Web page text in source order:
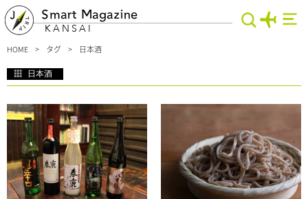
Smart Magazine
KANSAI
HOME タグ 日本酒
日本酒
日本酒を発信する酒蔵や日本酒の新たな魅力を発見させてくる料理店など、関西旅
行の際には一度は訪れたい！そんなスポットばかりをどーんとご紹介。日本酒好き
な人へのお土産もきっと見つかる。日本酒を愛してやまない人たち、必見です！